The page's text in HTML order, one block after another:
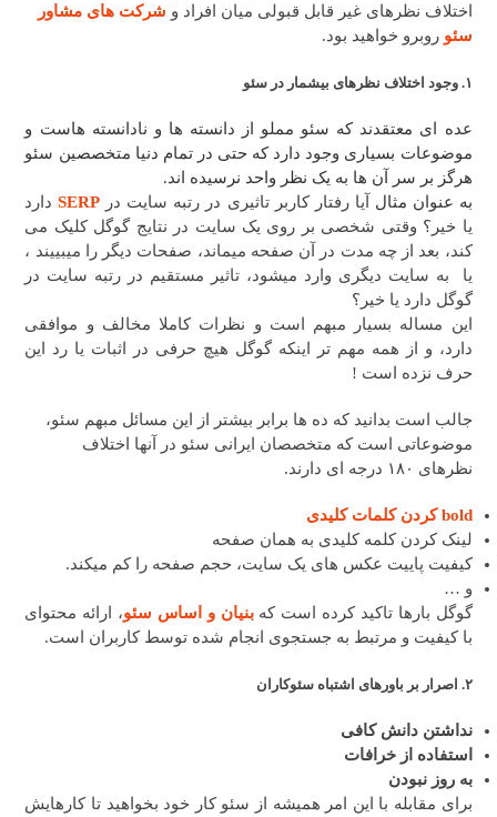
اختلاف نظرهای غیر قابل قبولی میان افراد و شرکت های مشاور
سئو روبرو خواهید بود.
۱. وجود اختلاف نظرهای بیشمار در سئو
عده ای معتقدند که سئو مملو از دانسته ها و نادانسته هاست و
موضوعات بسیاری وجود دارد که حتی در تمام دنیا متخصصین سئو
هرگز بر سر آن ها به یک نظر واحد نرسیده اند.
به عنوان مثال
آیا رفتار کاربر تاثیری در رتبه سایت در SERPدارد
یا خیر؟ وقتی شخصی بر روی یک سایت در نتایج گوگل کلیک می
کند، بعد از چه مدت در آن صفحه میماند، صفحات دیگر را میبییند ،
یا به سایت دیگری وارد میشود، تاثیر مستقیم در رتبه سایت در
گوگل دارد یا خیر؟
این مساله بسیار مبهم است و نظرات کاملا مخالف و موافقی
دارد، و از همه مهم تر اینکه گوگل هیچ حرفی در اثبات یا رد این
حرف نزده است !
جالب است بدانید که ده ها برابر بیشتر از این مسائل مبهم سئو،
موضوعاتی است که متخصصان ایرانی سئو در آنها اختلاف
نظرهای ۱۸۰ درجه ای دارند.
bold کردن کلمات کلیدی
لینک کردن کلمه کلیدی به همان صفحه
کیفیت پاییت عکس های یک سایت، حجم صفحه را کم میکند.
و …
گوگل بارها تاکید کرده است که بنیان و اساس سئو، ارائه محتوای
با کیفیت و مرتبط به جستجوی انجام شده توسط کاربران است.
۲. اصرار بر باورهای اشتباه سئوکاران
نداشتن دانش کافی
استفاده از خرافات
به روز نبودن
برای مقابله با این امر همیشه از سئو کار خود بخواهید تا کارهایش